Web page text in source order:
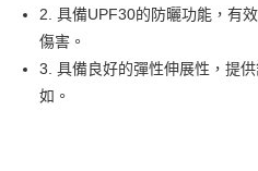
相關說明
【大哥付你分期使用說明】
1.本服務由台灣大哥大提供，台灣大哥
2.付款方式選擇「大哥付你分期」，訂
流程，驗證手機門號後，選擇欲分期的
AFTEE先享後付
相關說明
【關於「AFTEE先享後付」】
2. 具備UPF30的防曬功能，有
傷害。
3. 具備良好的彈性伸展性，提
如。